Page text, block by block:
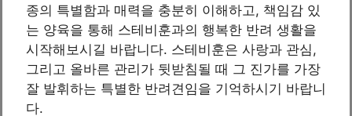
종의 특별함과 매력을 충분히 이해하고, 책임감 있
는 양육을 통해 스테비훈과의 행복한 반려 생활을
시작해보시길 바랍니다. 스테비훈은 사랑과 관심,
그리고 올바른 관리가 뒷받침될 때 그 진가를 가장
잘 발휘하는 특별한 반려견임을 기억하시기 바랍니
다.